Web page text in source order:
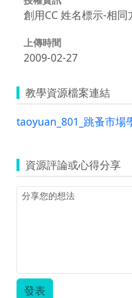
創用CC 姓名標示-相
上傳時間
2009-02-27
教學資源檔案連結
taoyuan_801_跳蚤市場
資源評論或心得分享
發表